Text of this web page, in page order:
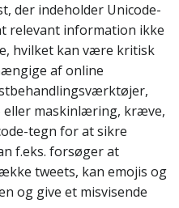
der indeholder Unicode-
relevant information ikke
hvilket kan være kritisk
af online
eller maskinlæring, kræve,
tegn for at sikre
f.eks. forsøger at
tweets, kan emojis og
og give et misvisende